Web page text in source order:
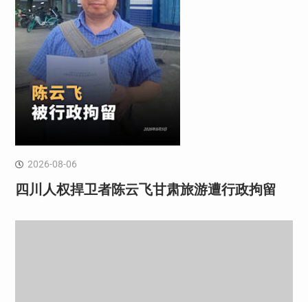
2026-08-06
四川人权捍卫者陈云飞甘肃旅游遭行政拘留